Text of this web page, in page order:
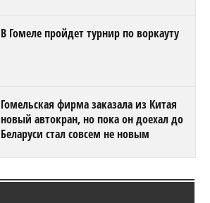
В Гомеле пройдет турнир по воркауту
Гомельская фирма заказала из Китая
новый автокран, но пока он доехал до
Беларуси стал совсем не новым